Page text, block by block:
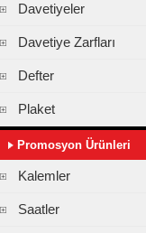
Davetiyeler
Davetiye Zarfları
Defter
Plaket
Promosyon Ürünleri
Kalemler
Saatler